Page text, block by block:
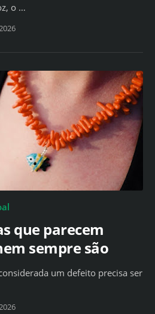
o …
que parecem
sempre são
um defeito precisa ser